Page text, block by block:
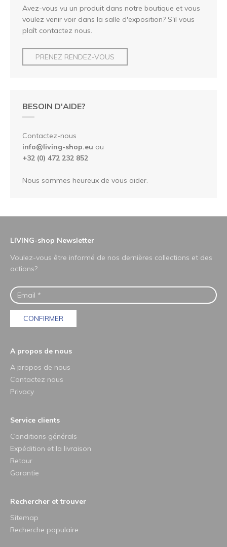
Avez-vous vu un produit dans notre boutique et vous
voulez venir voir dans la salle d'exposition? S'il vous
plaît contactez nous.
PRENEZ RENDEZ-VOUS
BESOIN D'AIDE?
Contactez-nous
info@living-shop.eu ou
+32 (0) 472 232 852
Nous sommes heureux de vous aider.
LIVING-shop Newsletter
Voulez-vous être informé de nos dernières collections et des
actions?
CONFIRMER
A propos de nous
A propos de nous
Contactez nous
Privacy
Service clients
Conditions générals
Expédition et la livraison
Retour
Garantie
Rechercher et trouver
Sitemap
Recherche populaire